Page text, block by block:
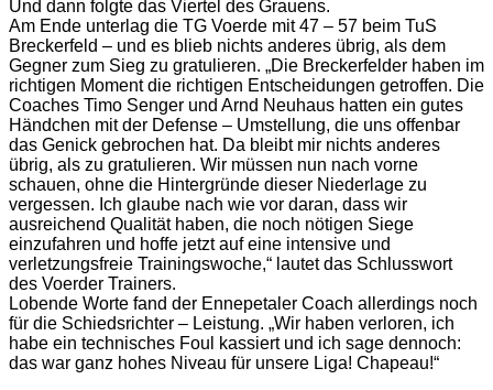
Und dann folgte das Viertel des Grauens.
Am Ende unterlag die TG Voerde mit 47 – 57 beim TuS
Breckerfeld – und es blieb nichts anderes übrig, als dem
Gegner zum Sieg zu gratulieren. „Die Breckerfelder haben im
richtigen Moment die richtigen Entscheidungen getroffen. Die
Coaches Timo Senger und Arnd Neuhaus hatten ein gutes
Händchen mit der Defense – Umstellung, die uns offenbar
das Genick gebrochen hat. Da bleibt mir nichts anderes
übrig, als zu gratulieren. Wir müssen nun nach vorne
schauen, ohne die Hintergründe dieser Niederlage zu
vergessen. Ich glaube nach wie vor daran, dass wir
ausreichend Qualität haben, die noch nötigen Siege
einzufahren und hoffe jetzt auf eine intensive und
verletzungsfreie Trainingswoche,“ lautet das Schlusswort
des Voerder Trainers.
Lobende Worte fand der Ennepetaler Coach allerdings noch
für die Schiedsrichter – Leistung. „Wir haben verloren, ich
habe ein technisches Foul kassiert und ich sage dennoch:
das war ganz hohes Niveau für unsere Liga! Chapeau!“